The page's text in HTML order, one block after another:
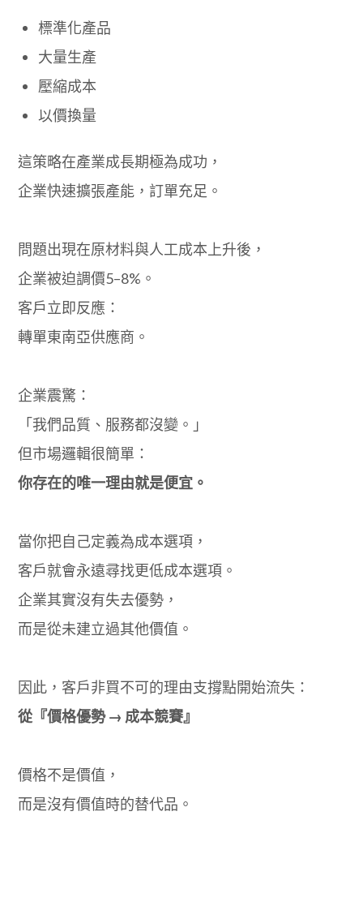
標準化產品
大量生產
壓縮成本
以價換量
這策略在產業成長期極為成功，
企業快速擴張產能，訂單充足。
問題出現在原材料與人工成本上升後，
企業被迫調價5–8%。
客戶立即反應：
轉單東南亞供應商。
企業震驚：
「我們品質、服務都沒變。」
但市場邏輯很簡單：
你存在的唯一理由就是便宜。
當你把自己定義為成本選項，
客戶就會永遠尋找更低成本選項。
企業其實沒有失去優勢，
而是從未建立過其他價值。
因此，客戶非買不可的理由支撐點開始流失：
從『價格優勢 → 成本競賽』
價格不是價值，
而是沒有價值時的替代品。